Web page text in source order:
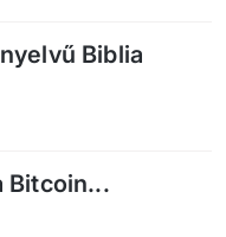
Biblia
Bitcoin...